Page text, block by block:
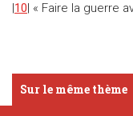
|10| « Faire la guerre
Sur le même thème